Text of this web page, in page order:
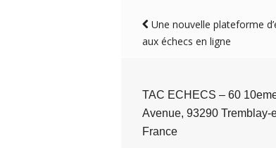
Une nouvelle plateforme
aux échecs en ligne
TAC ECHECS – 60
Avenue, 93290 Tremblay-
France